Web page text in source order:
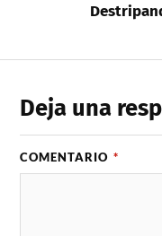
Deja una
COMENTARIO *